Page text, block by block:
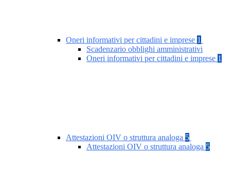
Oneri informativi per cittadini e imprese 1
Scadenzario obblighi amministrativi
Oneri informativi per cittadini e imprese 1
Attestazioni OIV o struttura analoga 5
Attestazioni OIV o struttura analoga 5